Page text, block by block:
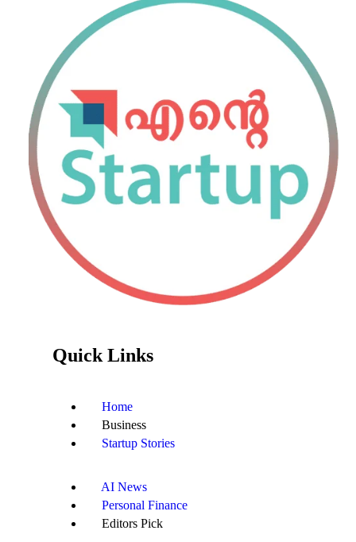
Quick Links
Home
Business
Startup Stories
AI News
Personal Finance
Editors Pick